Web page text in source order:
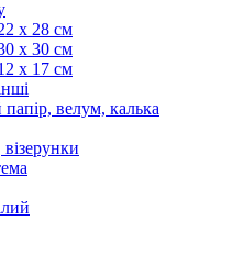
х 28 см
х 30 см
х 17 см
велум, калька